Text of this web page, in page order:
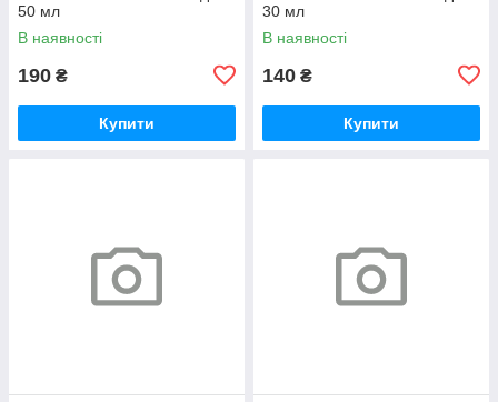
50 мл
В наявності
190 ₴
Купити
30 мл
В наявності
140 ₴
Купити